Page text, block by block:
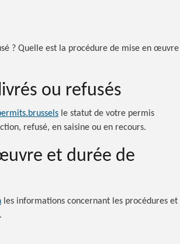
? Quelle est la procédure de mise en œuvre
ou refusés
le statut de votre permis
refusé, en saisine ou en recours.
et durée de
les informations concernant les procédures et